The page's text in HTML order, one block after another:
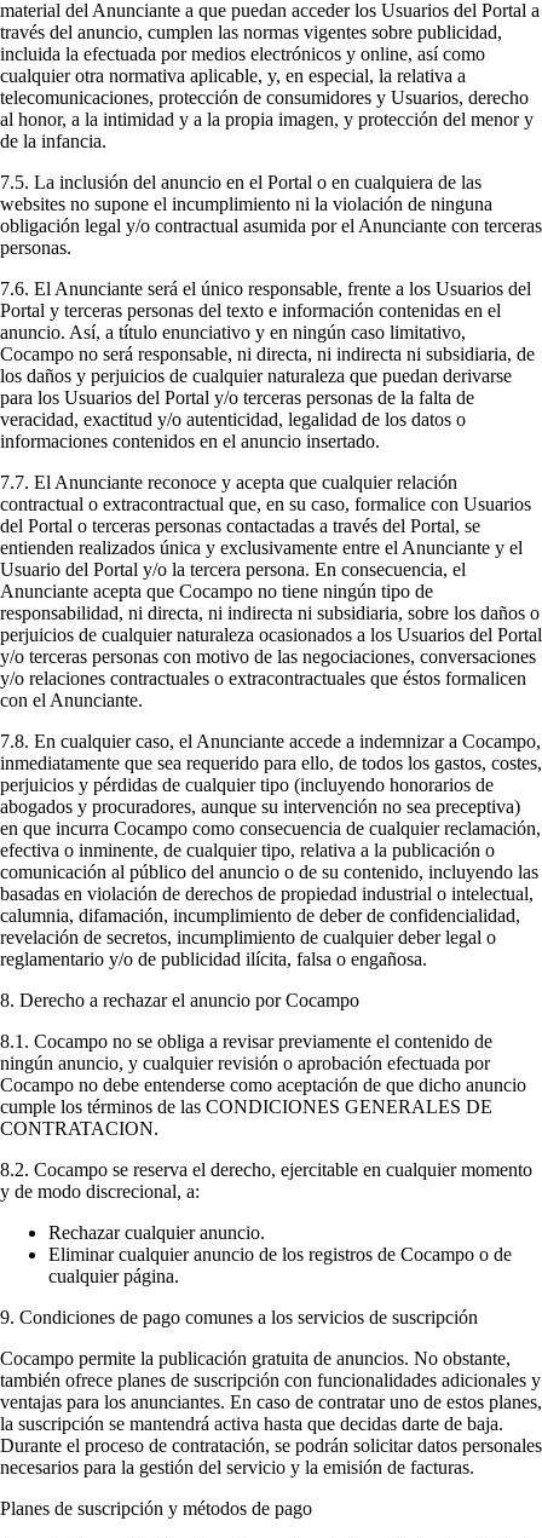
material del Anunciante a que puedan acceder los Usuarios del Portal a
través del anuncio, cumplen las normas vigentes sobre publicidad,
incluida la efectuada por medios electrónicos y online, así como
cualquier otra normativa aplicable, y, en especial, la relativa a
telecomunicaciones, protección de consumidores y Usuarios, derecho
al honor, a la intimidad y a la propia imagen, y protección del menor y
de la infancia.
7.5. La inclusión del anuncio en el Portal o en cualquiera de las
websites no supone el incumplimiento ni la violación de ninguna
obligación legal y/o contractual asumida por el Anunciante con terceras
personas.
7.6. El Anunciante será el único responsable, frente a los Usuarios del
Portal y terceras personas del texto e información contenidas en el
anuncio. Así, a título enunciativo y en ningún caso limitativo,
Cocampo no será responsable, ni directa, ni indirecta ni subsidiaria, de
los daños y perjuicios de cualquier naturaleza que puedan derivarse
para los Usuarios del Portal y/o terceras personas de la falta de
veracidad, exactitud y/o autenticidad, legalidad de los datos o
informaciones contenidos en el anuncio insertado.
7.7. El Anunciante reconoce y acepta que cualquier relación
contractual o extracontractual que, en su caso, formalice con Usuarios
del Portal o terceras personas contactadas a través del Portal, se
entienden realizados única y exclusivamente entre el Anunciante y el
Usuario del Portal y/o la tercera persona. En consecuencia, el
Anunciante acepta que Cocampo no tiene ningún tipo de
responsabilidad, ni directa, ni indirecta ni subsidiaria, sobre los daños o
perjuicios de cualquier naturaleza ocasionados a los Usuarios del Portal
y/o terceras personas con motivo de las negociaciones, conversaciones
y/o relaciones contractuales o extracontractuales que éstos formalicen
con el Anunciante.
7.8. En cualquier caso, el Anunciante accede a indemnizar a Cocampo,
inmediatamente que sea requerido para ello, de todos los gastos, costes,
perjuicios y pérdidas de cualquier tipo (incluyendo honorarios de
abogados y procuradores, aunque su intervención no sea preceptiva)
en que incurra Cocampo como consecuencia de cualquier reclamación,
efectiva o inminente, de cualquier tipo, relativa a la publicación o
comunicación al público del anuncio o de su contenido, incluyendo las
basadas en violación de derechos de propiedad industrial o intelectual,
calumnia, difamación, incumplimiento de deber de confidencialidad,
revelación de secretos, incumplimiento de cualquier deber legal o
reglamentario y/o de publicidad ilícita, falsa o engañosa.
8. Derecho a rechazar el anuncio por Cocampo
8.1. Cocampo no se obliga a revisar previamente el contenido de
ningún anuncio, y cualquier revisión o aprobación efectuada por
Cocampo no debe entenderse como aceptación de que dicho anuncio
cumple los términos de las CONDICIONES GENERALES DE
CONTRATACION.
8.2. Cocampo se reserva el derecho, ejercitable en cualquier momento
y de modo discrecional, a:
Rechazar cualquier anuncio.
Eliminar cualquier anuncio de los registros de Cocampo o de
cualquier página.
9. Condiciones de pago comunes a los servicios de suscripción
Cocampo permite la publicación gratuita de anuncios. No obstante,
también ofrece planes de suscripción con funcionalidades adicionales y
ventajas para los anunciantes. En caso de contratar uno de estos planes,
la suscripción se mantendrá activa hasta que decidas darte de baja.
Durante el proceso de contratación, se podrán solicitar datos personales
necesarios para la gestión del servicio y la emisión de facturas.
Planes de suscripción y métodos de pago